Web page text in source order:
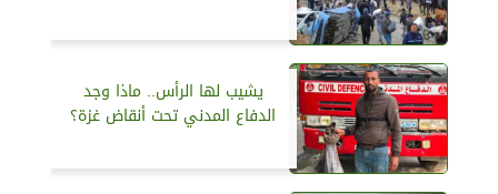
يشيب لها الرأس.. ماذا وجد
الدفاع المدني تحت أنقاض غزة؟